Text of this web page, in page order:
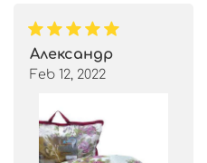
Александр
Feb 12, 2022